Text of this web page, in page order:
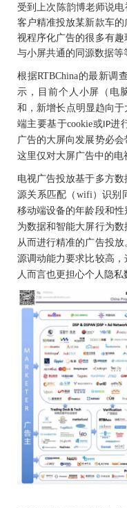
受到上次陈韵博老师说
客户精准投放某新款车
视程序化广告的很多有趣
与小屏共通的同源数据等
根据RTBChina的最新调查
示 ， 目前个人小屏 （ 电
和 ，新增长点明显趋向于
端主要基于cookie或IP进
广告的大屏向发展势必
这里仅对大屏广告中的
电视广告投放基于多方
源关系匹配 （ wifi）识别
移动端设备的年龄段和性
为数据和智能大屏行为数
从而进行精准的广告投放
源调动能力要求比较高 ，
人而言也更担心个人隐私